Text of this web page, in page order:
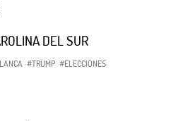
DEL SUR
#TRUMP #ELECCIONES